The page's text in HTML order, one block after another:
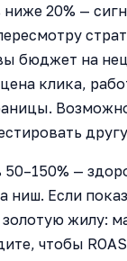
ниже 20% —
бюджет на
клика,
50–150% —
ниш. Если
жилу:
чтобы